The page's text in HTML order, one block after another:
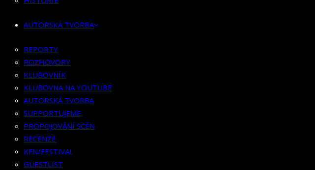
KLUBOVNA NA YOUTUBE
SUPPORTUJEME
PROPOJOVÁNÍ SCÉN
RECENZE
KFN/FESTIVAL
GUESTLIST
SPOLUPRÁCE
BOOKING
PR SPOLUPRÁCE
AUTORSKÁ TVORBA
REPORTY
ROZHOVORY
KLUBOVNÍK
KLUBOVNA NA YOUTUBE
AUTORSKÁ TVORBA
SUPPORTUJEME
PROPOJOVÁNÍ SCÉN
RECENZE
KFN/FESTIVAL
GUESTLIST